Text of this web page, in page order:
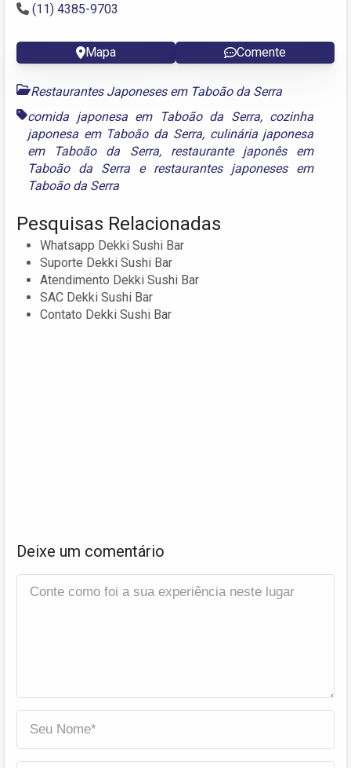
(11) 4385-9703
Mapa Comente
Restaurantes Japoneses em Taboão da Serra
comida japonesa em Taboão da Serra, cozinha
japonesa em Taboão da Serra, culinária japonesa
em Taboão da Serra, restaurante japonês em
Taboão da Serra e restaurantes japoneses em
Taboão da Serra
Pesquisas Relacionadas
Whatsapp Dekki Sushi Bar
Suporte Dekki Sushi Bar
Atendimento Dekki Sushi Bar
SAC Dekki Sushi Bar
Contato Dekki Sushi Bar
Deixe um comentário